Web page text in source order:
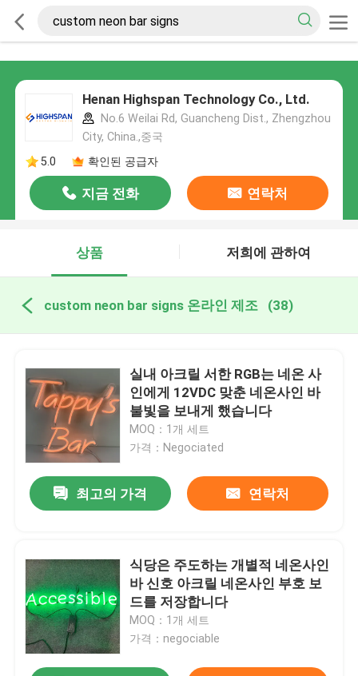
Henan Highspan Technology Co., Ltd.
No.6 Weilai Rd, Guancheng Dist., Zhengzhou
City, China.,중국
5.0
확인된 공급자
지금 전화 연락처
상품 저희에 관하여
custom neon bar signs 온라인 제조 (38)
실내 아크릴 서한 RGB는 네온 사
인에게 12VDC 맞춘 네온사인 바
불빛을 보내게 했습니다
MOQ：1개 세트
가격：Negociated
최고의 가격 연락처
식당은 주도하는 개별적 네온사인
바 신호 아크릴 네온사인 부호 보
드를 저장합니다
MOQ：1개 세트
가격：negociable